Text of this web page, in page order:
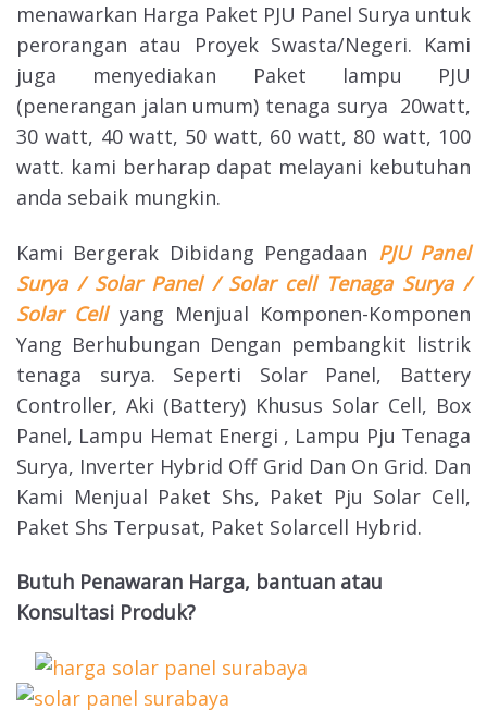
menawarkan Harga Paket PJU Panel Surya untuk
perorangan atau Proyek Swasta/Negeri. Kami
juga menyediakan Paket lampu PJU
(penerangan jalan umum) tenaga surya 20watt,
30 watt, 40 watt, 50 watt, 60 watt, 80 watt, 100
watt. kami berharap dapat melayani kebutuhan
anda sebaik mungkin.
Kami Bergerak Dibidang Pengadaan PJU Panel
Surya / Solar Panel / Solar cell Tenaga Surya /
Solar Cell yang Menjual Komponen-Komponen
Yang Berhubungan Dengan pembangkit listrik
tenaga surya. Seperti Solar Panel, Battery
Controller, Aki (Battery) Khusus Solar Cell, Box
Panel, Lampu Hemat Energi , Lampu Pju Tenaga
Surya, Inverter Hybrid Off Grid Dan On Grid. Dan
Kami Menjual Paket Shs, Paket Pju Solar Cell,
Paket Shs Terpusat, Paket Solarcell Hybrid.
Butuh Penawaran Harga, bantuan atau
Konsultasi Produk?